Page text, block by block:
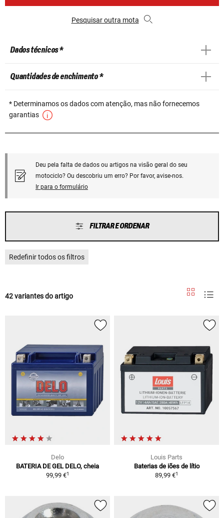
Pesquisar outra mota
Dados técnicos *
Quantidades de enchimento *
* Determinamos os dados com atenção, mas não fornecemos
garantias
Deu pela falta de dados ou artigos na visão geral do seu
motociclo? Ou descobriu um erro? Por favor, avise-nos.
Ir para o formulário
FILTRAR E ORDENAR
Redefinir todos os filtros
42 variantes do artigo
Delo
BATERIA DE GEL DELO, cheia
99,99 €1
Louis Parts
Baterias de iões de lítio
89,99 €1